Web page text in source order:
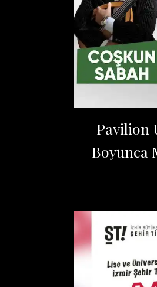
Pavilion
Boyunca